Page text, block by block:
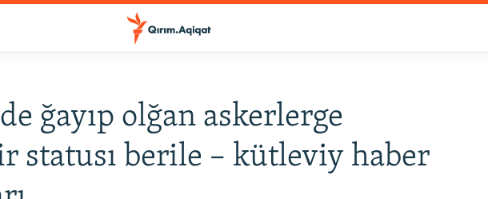
ğayıp olğan askerlerge
statusı berile – kütleviy haber